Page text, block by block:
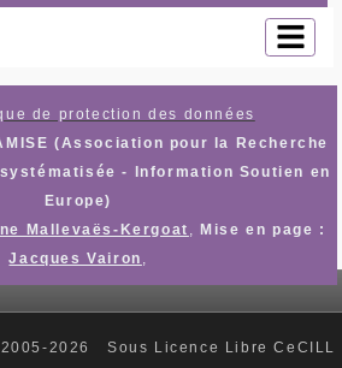
de protection des données
(Association pour la Recherche
- Information Soutien en
Europe)
Mallevaës-Kergoat , Mise en page :
Jacques Vairon ,
2026 Sous Licence Libre CeCILL